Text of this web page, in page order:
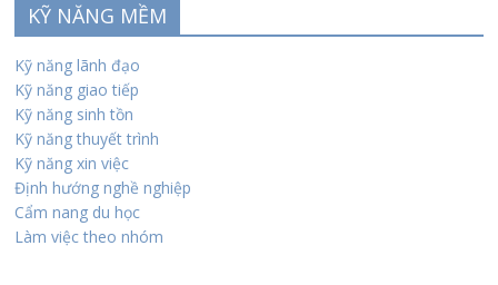
KỸ NĂNG MỀM
Kỹ năng lãnh đạo
Kỹ năng giao tiếp
Kỹ năng sinh tồn
Kỹ năng thuyết trình
Kỹ năng xin việc
Định hướng nghề nghiệp
Cẩm nang du học
Làm việc theo nhóm